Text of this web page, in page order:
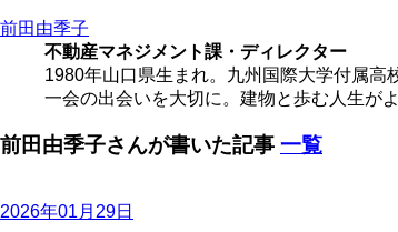
前田由季子
不動産マネジメント課・ディレクター
1980年山口県生まれ。九州国際大学付属
一会の出会いを大切に。建物と歩む人生が
前田由季子さんが書いた記事 一覧
2026年01月29日